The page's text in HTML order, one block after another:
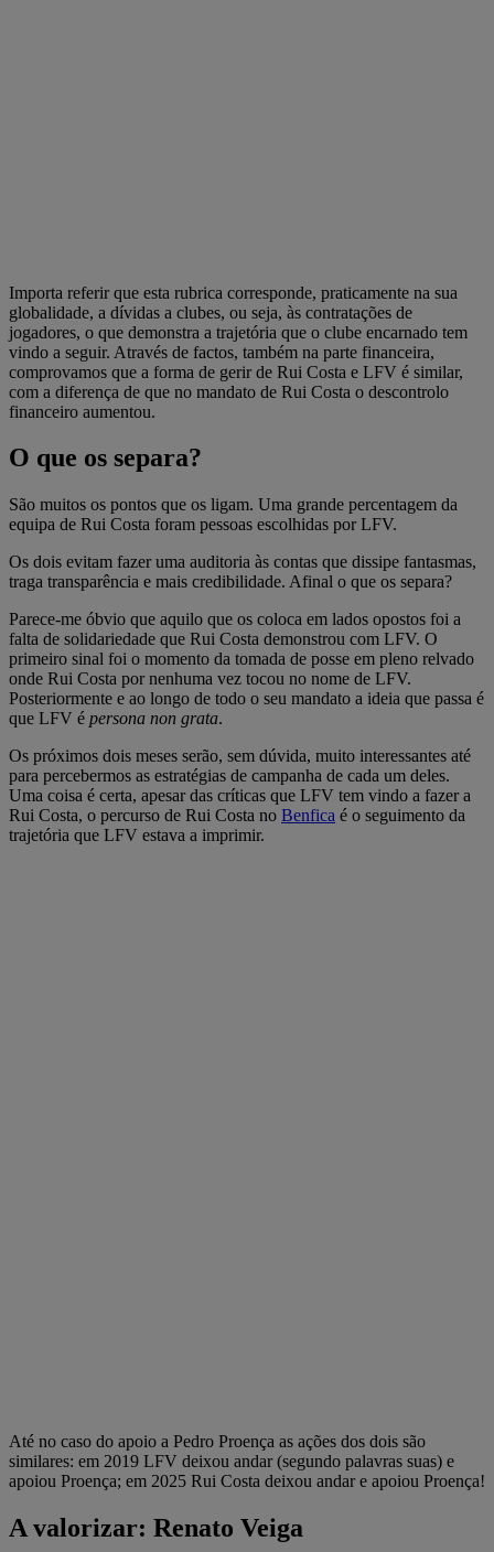
Importa referir que esta rubrica corresponde, praticamente na sua
globalidade, a dívidas a clubes, ou seja, às contratações de
jogadores, o que demonstra a trajetória que o clube encarnado tem
vindo a seguir. Através de factos, também na parte financeira,
comprovamos que a forma de gerir de Rui Costa e LFV é similar,
com a diferença de que no mandato de Rui Costa o descontrolo
financeiro aumentou.
O que os separa?
São muitos os pontos que os ligam. Uma grande percentagem da
equipa de Rui Costa foram pessoas escolhidas por LFV.
Os dois evitam fazer uma auditoria às contas que dissipe fantasmas,
traga transparência e mais credibilidade. Afinal o que os separa?
Parece-me óbvio que aquilo que os coloca em lados opostos foi a
falta de solidariedade que Rui Costa demonstrou com LFV. O
primeiro sinal foi o momento da tomada de posse em pleno relvado
onde Rui Costa por nenhuma vez tocou no nome de LFV.
Posteriormente e ao longo de todo o seu mandato a ideia que passa é
que LFV é persona non grata.
Os próximos dois meses serão, sem dúvida, muito interessantes até
para percebermos as estratégias de campanha de cada um deles.
Uma coisa é certa, apesar das críticas que LFV tem vindo a fazer a
Rui Costa, o percurso de Rui Costa no Benfica é o seguimento da
trajetória que LFV estava a imprimir.
Até no caso do apoio a Pedro Proença as ações dos dois são
similares: em 2019 LFV deixou andar (segundo palavras suas) e
apoiou Proença; em 2025 Rui Costa deixou andar e apoiou Proença!
A valorizar: Renato Veiga